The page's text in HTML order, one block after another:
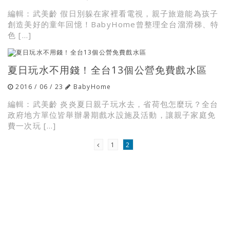
編輯：武美齡 假日別躲在家裡看電視，親子旅遊能為孩子
創造美好的童年回憶！BabyHome曾整理全台溜滑梯、特
色 […]
夏日玩水不用錢！全台13個公營免費戲水區
2016 / 06 / 23 BabyHome
編輯：武美齡 炎炎夏日親子玩水去，省荷包怎麼玩？全台
政府地方單位皆舉辦暑期戲水設施及活動，讓親子家庭免
費一次玩 […]
1 2